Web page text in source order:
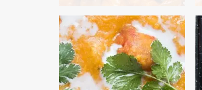
więcej
Czas przygotowania:
do 30 minut
DANIA GŁÓWNE
LUNCHE DO PRACY
NORMALNY OBIAD ?
VEGANUARY ?